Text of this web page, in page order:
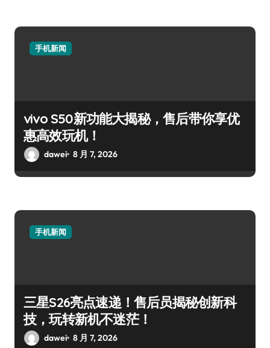
手机新闻
vivo S50新功能大揭秘，售后带你享优
惠高效玩机！
dawei 8 月 7, 2026
手机新闻
三星S26亮点速递！售后员揭秘创新科
技，玩转新机不迷茫！
dawei 8 月 7, 2026